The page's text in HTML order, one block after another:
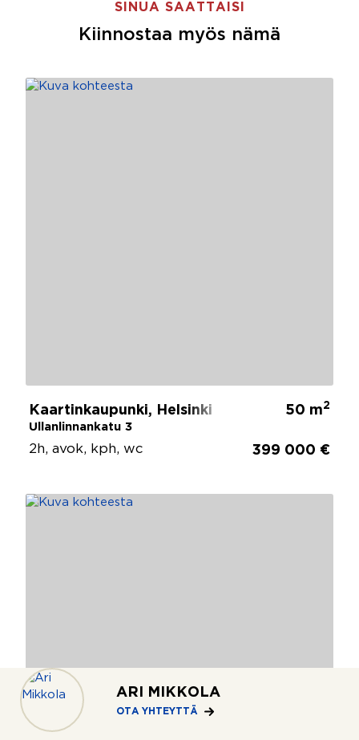
ARI MIKKOLA
OTA YHTEYTTÄ
SINUA SAATTAISI
Kiinnostaa myös nämä
Kaartinkaupunki, Helsinki
Ullanlinnankatu 3
50 m2
2h, avok, kph, wc 399 000 €